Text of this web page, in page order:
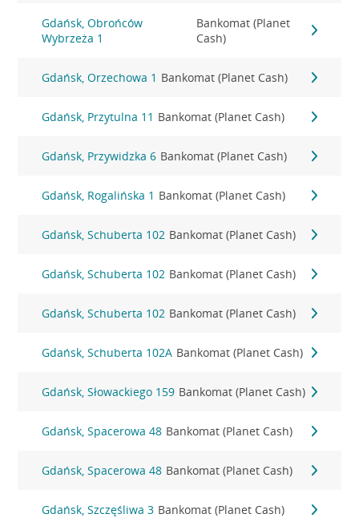
Gdańsk, Obrońców
Wybrzeża 1
Bankomat (Planet
Cash)
Gdańsk, Orzechowa 1 Bankomat (Planet Cash)
Gdańsk, Przytulna 11 Bankomat (Planet Cash)
Gdańsk, Przywidzka 6 Bankomat (Planet Cash)
Gdańsk, Rogalińska 1 Bankomat (Planet Cash)
Gdańsk, Schuberta 102 Bankomat (Planet Cash)
Gdańsk, Schuberta 102 Bankomat (Planet Cash)
Gdańsk, Schuberta 102 Bankomat (Planet Cash)
Gdańsk, Schuberta 102A Bankomat (Planet Cash)
Gdańsk, Słowackiego 159 Bankomat (Planet Cash)
Gdańsk, Spacerowa 48 Bankomat (Planet Cash)
Gdańsk, Spacerowa 48 Bankomat (Planet Cash)
Gdańsk, Szczęśliwa 3 Bankomat (Planet Cash)